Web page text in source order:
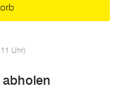
Uhr)
abholen